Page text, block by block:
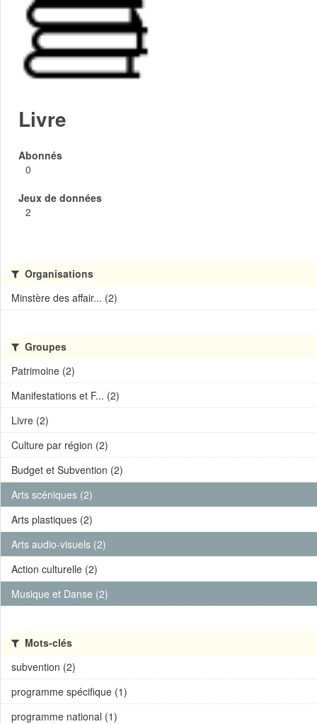
Livre
Abonnés
0
Jeux de données
2
Organisations
Minstère des affair... (2)
Groupes
Patrimoine (2)
Manifestations et F... (2)
Livre (2)
Culture par région (2)
Budget et Subvention (2)
Arts scéniques (2)
Arts plastiques (2)
Arts audio-visuels (2)
Action culturelle (2)
Musique et Danse (2)
Mots-clés
subvention (2)
programme spécifique (1)
programme national (1)